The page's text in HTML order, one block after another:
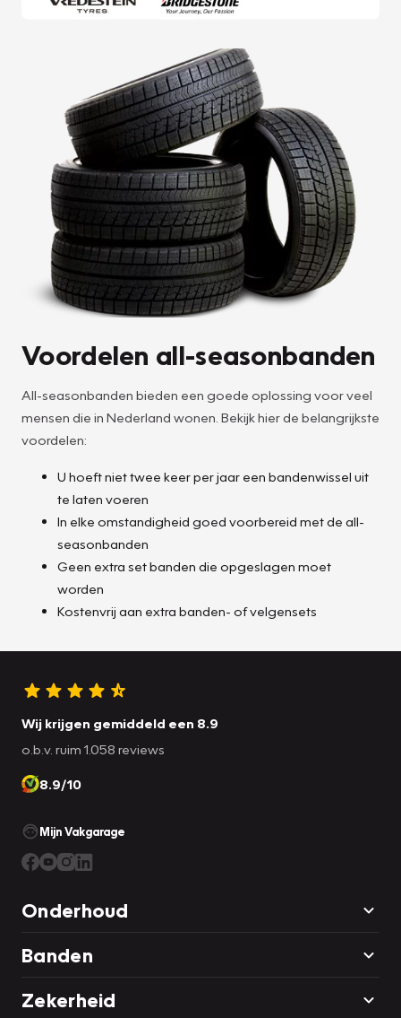
Voordelen all-seasonbanden
All-seasonbanden bieden een goede oplossing voor veel
mensen die in Nederland wonen. Bekijk hier de belangrijkste
voordelen:
U hoeft niet twee keer per jaar een bandenwissel uit
te laten voeren
In elke omstandigheid goed voorbereid met de all-
seasonbanden
Geen extra set banden die opgeslagen moet
worden
Kostenvrij aan extra banden- of velgensets
Wij krijgen gemiddeld een 8.9
o.b.v. ruim 1.058 reviews
8.9/10
Mijn Vakgarage
Onderhoud
Banden
Zekerheid